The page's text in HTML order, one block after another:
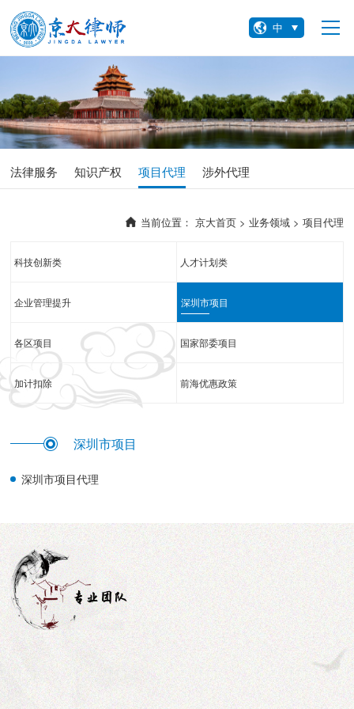
中
法律服务 知识产权 项目代理 涉外代理
当前位置： 京大首页 > 业务领域 > 项目代理
科技创新类 人才计划类
企业管理提升 深圳市项目
各区项目 国家部委项目
加计扣除 前海优惠政策
深圳市项目
深圳市项目代理